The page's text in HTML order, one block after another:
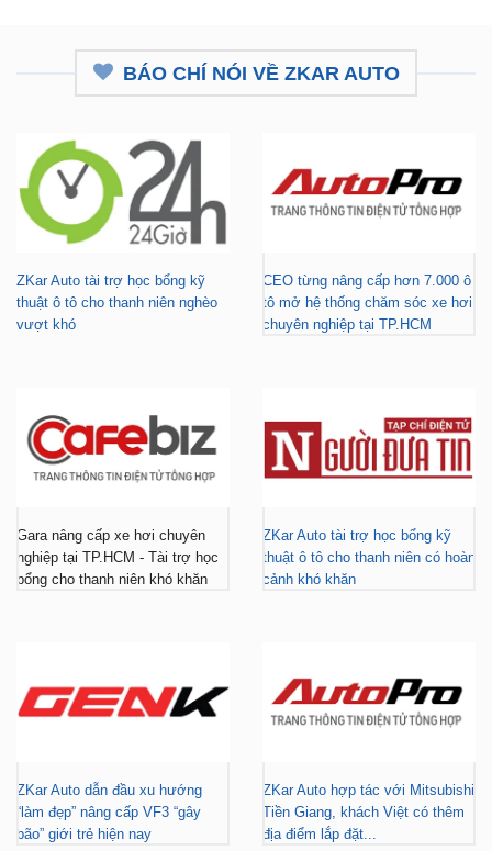
BÁO CHÍ NÓI VỀ ZKAR AUTO
ZKar Auto tài trợ học bổng kỹ
thuật ô tô cho thanh niên nghèo
vượt khó
CEO từng nâng cấp hơn 7.000 ô
tô mở hệ thống chăm sóc xe hơi
chuyên nghiệp tại TP.HCM
Gara nâng cấp xe hơi chuyên
nghiệp tại TP.HCM - Tài trợ học
bổng cho thanh niên khó khăn
ZKar Auto tài trợ học bổng kỹ
thuật ô tô cho thanh niên có hoàn
cảnh khó khăn
ZKar Auto dẫn đầu xu hướng
“làm đẹp” nâng cấp VF3 “gây
bão” giới trẻ hiện nay
ZKar Auto hợp tác với Mitsubishi
Tiền Giang, khách Việt có thêm
địa điểm lắp đặt...